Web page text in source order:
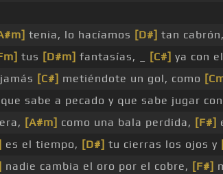
tenia, lo hacíamos [D#] tan cabrón,
tus [D#m] fantasías, _ [C#] ya con
[C#] metiéndote un gol, como
sabe a pecado y que sabe jugar
[A#m] como una bala perdida, [F#]
es el tiempo, [D#] tu cierras los ojos y
nadie cambia el oro por el cobre, [F#]